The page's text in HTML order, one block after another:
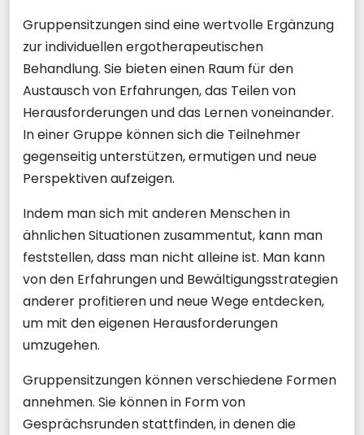
Gruppensitzungen sind eine wertvolle Ergänzung
zur individuellen ergotherapeutischen
Behandlung. Sie bieten einen Raum für den
Austausch von Erfahrungen, das Teilen von
Herausforderungen und das Lernen voneinander.
In einer Gruppe können sich die Teilnehmer
gegenseitig unterstützen, ermutigen und neue
Perspektiven aufzeigen.
Indem man sich mit anderen Menschen in
ähnlichen Situationen zusammentut, kann man
feststellen, dass man nicht alleine ist. Man kann
von den Erfahrungen und Bewältigungsstrategien
anderer profitieren und neue Wege entdecken,
um mit den eigenen Herausforderungen
umzugehen.
Gruppensitzungen können verschiedene Formen
annehmen. Sie können in Form von
Gesprächsrunden stattfinden, in denen die